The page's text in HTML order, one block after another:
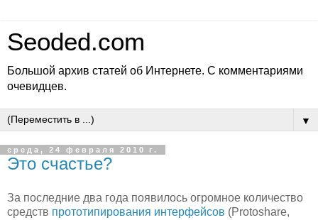
Seoded.com
Большой архив статей об Интернете. С комментариями
очевидцев.
▼
среда, 24 февраля 2010 г.
Это счастье?
За последние два года появилось огромное количество
средств прототипирования интерфейсов (Protoshare,